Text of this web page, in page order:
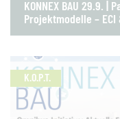
KONNEX BAU 29.9. |
Projektmodelle –
K.O.P.T.